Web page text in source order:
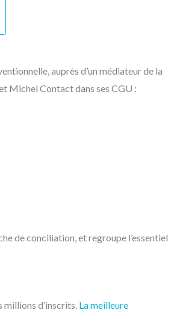
auprès d’un médiateur de la
Michel Contact dans ses CGU :
de conciliation, et regroupe l’essentiel
d’inscrits. La meilleure